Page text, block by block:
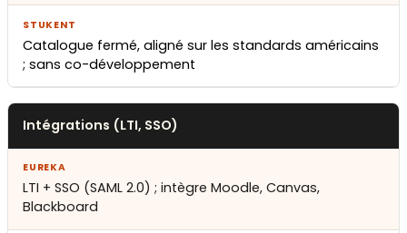
Catalogue fermé, aligné sur les standards américains
; sans co-développement
Intégrations (LTI, SSO)
LTI + SSO (SAML 2.0) ; intègre Moodle, Canvas,
Blackboard